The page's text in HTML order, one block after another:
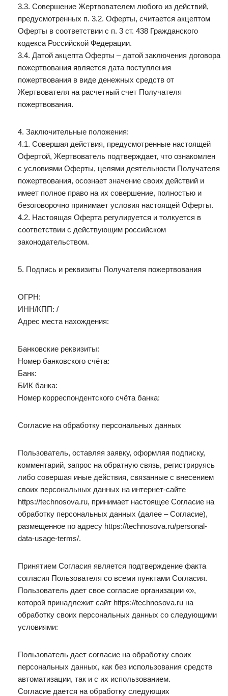
3.3. Совершение Жертвователем любого из действий,
предусмотренных п. 3.2. Оферты, считается акцептом
Оферты в соответствии с п. 3 ст. 438 Гражданского
кодекса Российской Федерации.
3.4. Датой акцепта Оферты – датой заключения договора
пожертвования является дата поступления
пожертвования в виде денежных средств от
Жертвователя на расчетный счет Получателя
пожертвования.
4. Заключительные положения:
4.1. Совершая действия, предусмотренные настоящей
Офертой, Жертвователь подтверждает, что ознакомлен
с условиями Оферты, целями деятельности Получателя
пожертвования, осознает значение своих действий и
имеет полное право на их совершение, полностью и
безоговорочно принимает условия настоящей Оферты.
4.2. Настоящая Оферта регулируется и толкуется в
соответствии с действующим российском
законодательством.
5. Подпись и реквизиты Получателя пожертвования
ОГРН:
ИНН/КПП: /
Адрес места нахождения:
Банковские реквизиты:
Номер банковского счёта:
Банк:
БИК банка:
Номер корреспондентского счёта банка:
Согласие на обработку персональных данных
Пользователь, оставляя заявку, оформляя подписку,
комментарий, запрос на обратную связь, регистрируясь
либо совершая иные действия, связанные с внесением
своих персональных данных на интернет-сайте
https://technosova.ru, принимает настоящее Согласие на
обработку персональных данных (далее – Согласие),
размещенное по адресу https://technosova.ru/personal-
data-usage-terms/.
Принятием Согласия является подтверждение факта
согласия Пользователя со всеми пунктами Согласия.
Пользователь дает свое согласие организации «»,
которой принадлежит сайт https://technosova.ru на
обработку своих персональных данных со следующими
условиями:
Пользователь дает согласие на обработку своих
персональных данных, как без использования средств
автоматизации, так и с их использованием.
Согласие дается на обработку следующих